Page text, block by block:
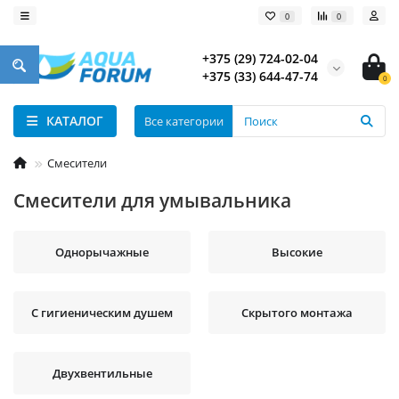
0 0
+375 (29) 724-02-04
+375 (33) 644-47-74
0
КАТАЛОГ Все категории
Смесители
Смесители для умывальника
Однорычажные Высокие
С гигиеническим душем Скрытого монтажа
Двухвентильные